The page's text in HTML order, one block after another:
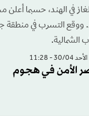
في الهند، حسبما
ووقع التسرب في
الشمالية.
الأحد 30/04 - 11:28
10 من عناصر الأمن في هجوم